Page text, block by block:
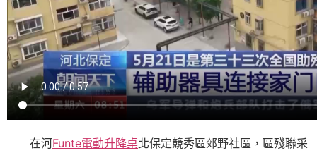
在河Funte電動升降桌北保定競秀區郊野社區，區殘聯采